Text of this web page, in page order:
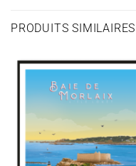
PRODUITS SIMILAIRES